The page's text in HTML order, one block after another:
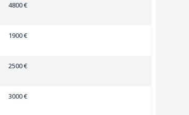
4800 €
1900 €
2500 €
3000 €